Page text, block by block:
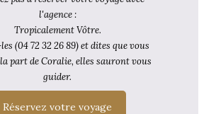
l'agence :
Tropicalement Vôtre.
(04 72 32 26 89) et dites que vous
la part de Coralie, elles sauront vous
guider.
Réservez votre voyage